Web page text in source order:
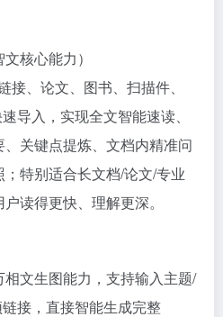
核心能力）
、论文、图书、扫描件、
导入，实现全文智能速读、
关键点提炼、文档内精准问
特别适合长文档/论文/专业
读得更快、理解更深。
文生图能力，支持输入主题/
接，直接智能生成完整